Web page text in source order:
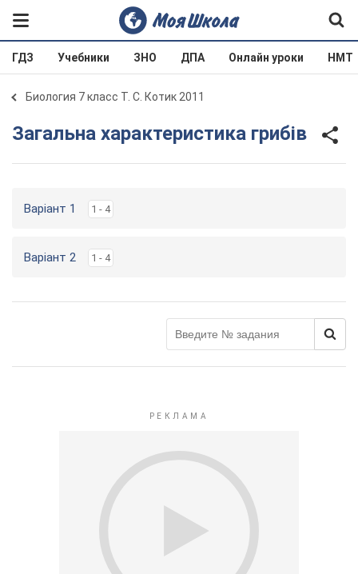
ГДЗ Учебники ЗНО ДПА Онлайн уроки НМТ
Биология 7 класс Т. С. Котик 2011
Загальна характеристика грибів
Варіант 1 1 - 4
Варіант 2 1 - 4